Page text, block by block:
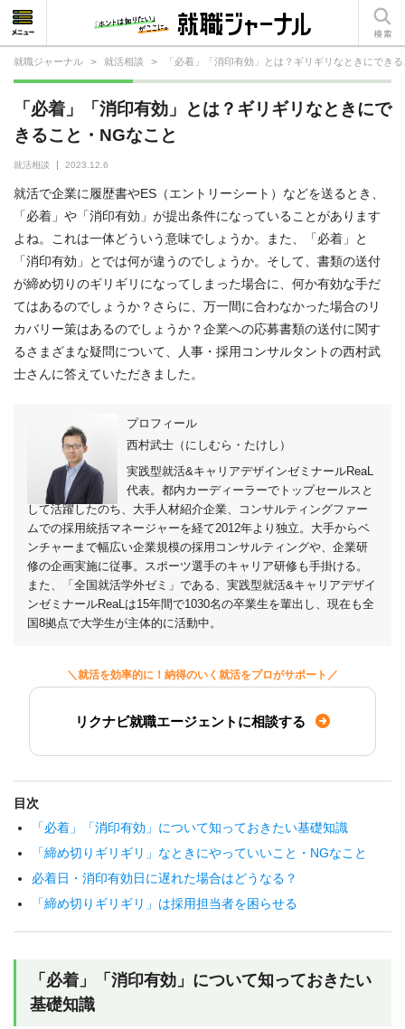
就職ジャーナル > 就活相談 > 「必着」「消印有効」とは？ギリギリなときにでき
「必着」「消印有効」とは？ギリギリなときにで
きること・NGなこと
就活相談 2023.12.6
就活で企業に履歴書やES（エントリーシート）などを送るとき、
「必着」や「消印有効」が提出条件になっていることがあります
よね。これは一体どういう意味でしょうか。また、「必着」と
「消印有効」とでは何が違うのでしょうか。そして、書類の送付
が締め切りのギリギリになってしまった場合に、何か有効な手だ
てはあるのでしょうか？さらに、万一間に合わなかった場合のリ
カバリー策はあるのでしょうか？企業への応募書類の送付に関す
るさまざまな疑問について、人事・採用コンサルタントの西村武
士さんに答えていただきました。
プロフィール
西村武士（にしむら・たけし）
実践型就活&キャリアデザインゼミナールReaL
代表。都内カーディーラーでトップセールスと
して活躍したのち、大手人材紹介企業、コンサルティングファー
ムでの採用統括マネージャーを経て2012年より独立。大手からベ
ンチャーまで幅広い企業規模の採用コンサルティングや、企業研
修の企画実施に従事。スポーツ選手のキャリア研修も手掛ける。
また、「全国就活学外ゼミ」である、実践型就活&キャリアデザイ
ンゼミナールReaLは15年間で1030名の卒業生を輩出し、現在も全
国8拠点で大学生が主体的に活動中。
＼就活を効率的に！納得のいく就活をプロがサポート／
リクナビ就職エージェントに相談する
目次
「必着」「消印有効」について知っておきたい基礎知識
「締め切りギリギリ」なときにやっていいこと・NGなこと
必着日・消印有効日に遅れた場合はどうなる？
「締め切りギリギリ」は採用担当者を困らせる
「必着」「消印有効」について知っておきたい
基礎知識
就活相談
就活ノウハウ
仕事の選び方・ヒント
仕事とは？
就活コラム